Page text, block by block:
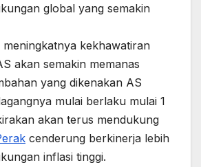
global yang semakin
meningkatnya kekhawatiran
akan semakin memanas
yang dikenakan AS
mulai berlaku mulai 1
akan terus mendukung
cenderung berkinerja lebih
inflasi tinggi.